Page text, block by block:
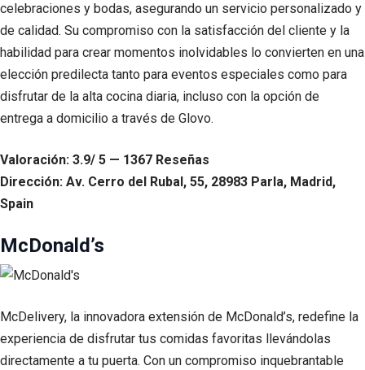
celebraciones y bodas, asegurando un servicio personalizado y
de calidad. Su compromiso con la satisfacción del cliente y la
habilidad para crear momentos inolvidables lo convierten en una
elección predilecta tanto para eventos especiales como para
disfrutar de la alta cocina diaria, incluso con la opción de
entrega a domicilio a través de Glovo.
Valoración: 3.9/ 5 — 1367 Reseñas
Dirección: Av. Cerro del Rubal, 55, 28983 Parla, Madrid,
Spain
McDonald’s
McDelivery, la innovadora extensión de McDonald’s, redefine la
experiencia de disfrutar tus comidas favoritas llevándolas
directamente a tu puerta. Con un compromiso inquebrantable